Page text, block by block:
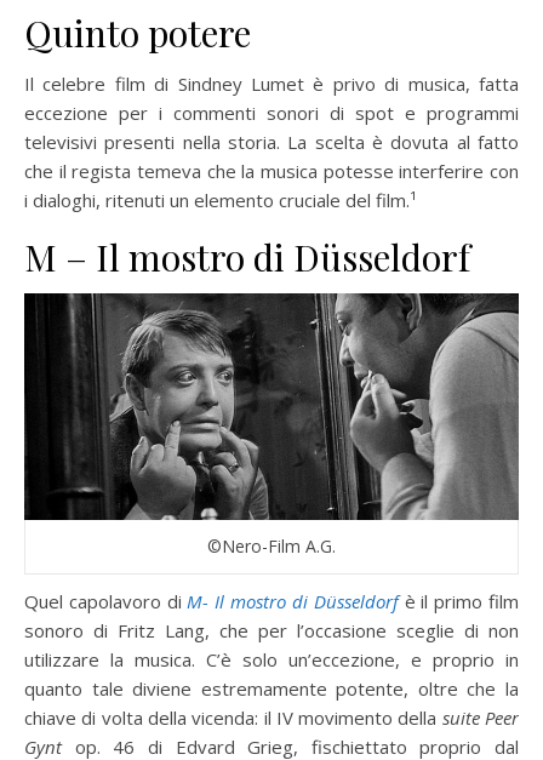
Quinto potere
Il celebre film di Sindney Lumet è privo di musica, fatta
eccezione per i commenti sonori di spot e programmi
televisivi presenti nella storia. La scelta è dovuta al fatto
che il regista temeva che la musica potesse interferire con
i dialoghi, ritenuti un elemento cruciale del film.¹
M – Il mostro di Düsseldorf
©Nero-Film A.G.
Quel capolavoro di M- Il mostro di Düsseldorfè il primo film
sonoro di Fritz Lang, che per l’occasione sceglie di non
utilizzare la musica. C’è solo un’eccezione, e proprio in
quanto tale diviene estremamente potente, oltre che la
chiave di volta della vicenda: il IV movimento della suite Peer
Gyntop. 46 di Edvard Grieg, fischiettato proprio dal